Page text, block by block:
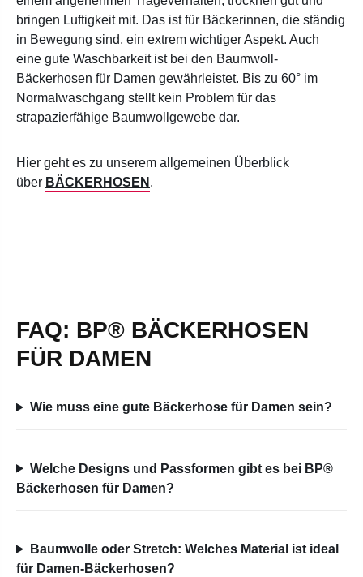
bringen Luftigkeit mit. Das ist für Bäckerinnen, die ständig
in Bewegung sind, ein extrem wichtiger Aspekt. Auch
eine gute Waschbarkeit ist bei den Baumwoll-
Bäckerhosen für Damen gewährleistet. Bis zu 60° im
Normalwaschgang stellt kein Problem für das
strapazierfähige Baumwollgewebe dar.
Hier geht es zu unserem allgemeinen Überblick
über BÄCKERHOSEN .
FAQ: BP® BÄCKERHOSEN
FÜR DAMEN
Wie muss eine gute Bäckerhose für Damen sein?
Welche Designs und Passformen gibt es bei BP®
Bäckerhosen für Damen?
Baumwolle oder Stretch: Welches Material ist ideal
für Damen-Bäckerhosen?